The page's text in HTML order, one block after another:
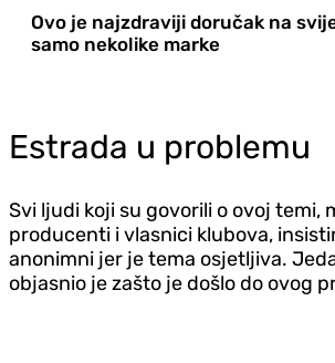
Ovo je najzdraviji doručak na
samo nekolike marke
Estrada u problemu
Svi ljudi koji su govorili o ovoj temi,
producenti i vlasnici klubova,
anonimni jer je tema osjetljiva.
objasnio je zašto je došlo do ovog